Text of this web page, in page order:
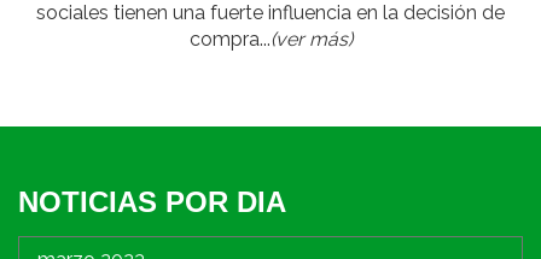
sociales tienen una fuerte influencia en la decisión de
compra...(ver más)
NOTICIAS POR DIA